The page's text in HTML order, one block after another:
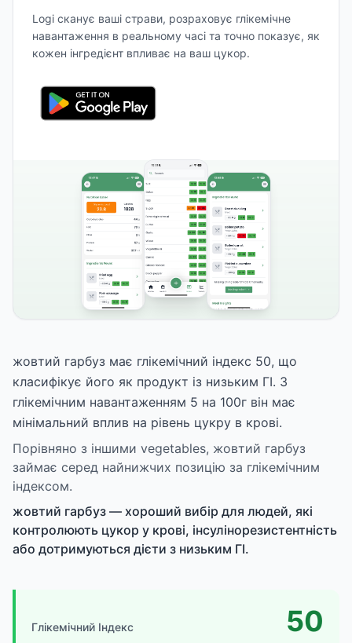
Logi сканує ваші страви, розраховує глікемічне
навантаження в реальному часі та точно показує, як
кожен інгредієнт впливає на ваш цукор.
жовтий гарбуз має глікемічний індекс 50, що
класифікує його як продукт із низьким ГІ. З
глікемічним навантаженням 5 на 100г він має
мінімальний вплив на рівень цукру в крові.
Порівняно з іншими vegetables, жовтий гарбуз
займає серед найнижчих позицію за глікемічним
індексом.
жовтий гарбуз — хороший вибір для людей, які
контролюють цукор у крові, інсулінорезистентність
або дотримуються дієти з низьким ГІ.
Глікемічний Індекс 50